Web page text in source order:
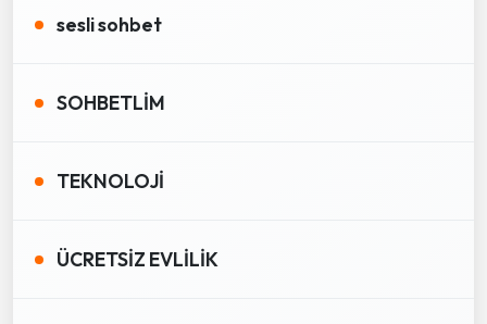
sesli sohbet
SOHBETLİM
TEKNOLOJİ
ÜCRETSİZ EVLİLİK